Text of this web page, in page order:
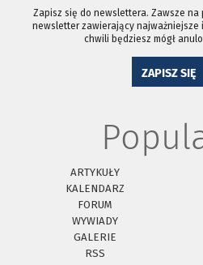
Zapisz się do newslettera. Zawsze
newsletter zawierający najważniejsze
chwili będziesz mógł
ZAPISZ SIĘ
ARTYKUŁY
KALENDARZ
FORUM
WYWIADY
GALERIE
RSS